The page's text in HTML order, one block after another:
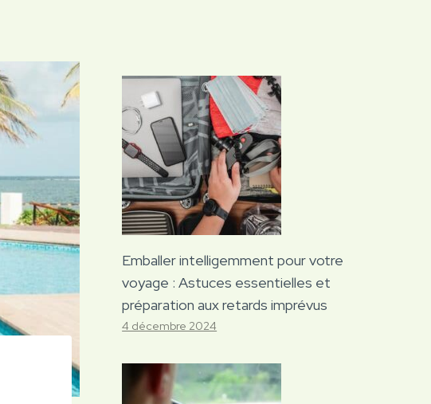
Emballer intelligemment pour votre
voyage : Astuces essentielles et
préparation aux retards imprévus
4 décembre 2024